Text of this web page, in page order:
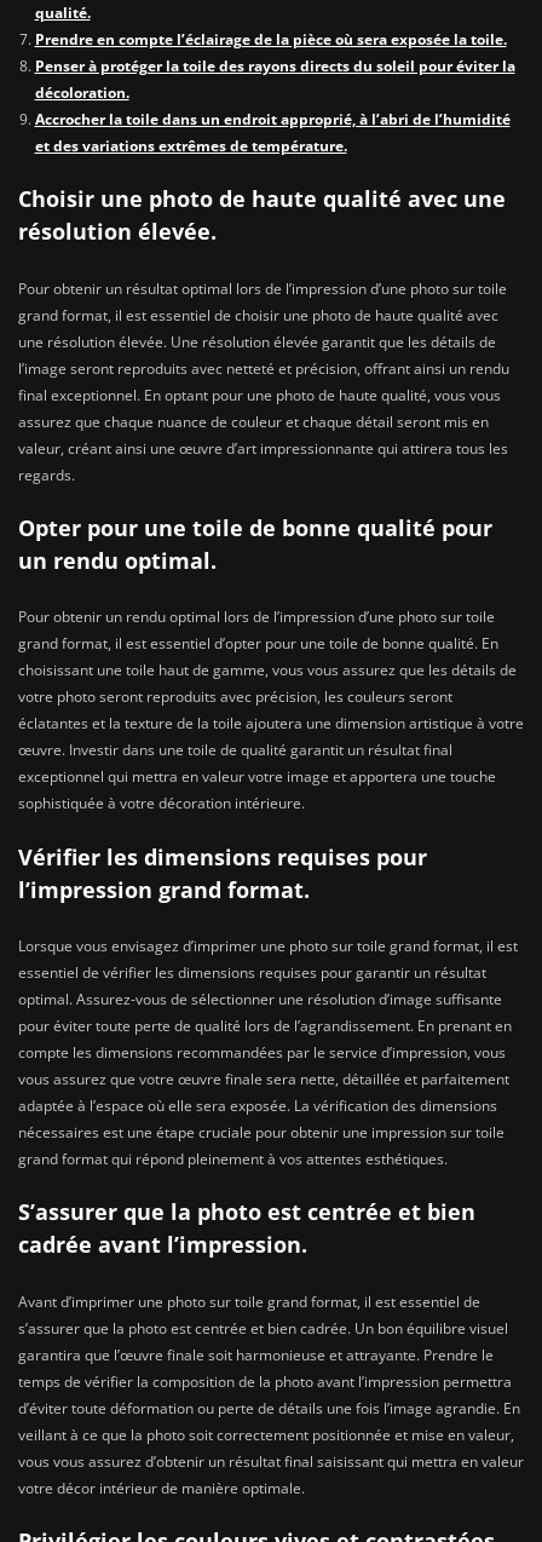
qualité.
Prendre en compte l’éclairage de la pièce où sera exposée la toile.
Penser à protéger la toile des rayons directs du soleil pour éviter la
décoloration.
Accrocher la toile dans un endroit approprié, à l’abri de l’humidité
et des variations extrêmes de température.
Choisir une photo de haute qualité avec une
résolution élevée.
Pour obtenir un résultat optimal lors de l’impression d’une photo sur toile
grand format, il est essentiel de choisir une photo de haute qualité avec
une résolution élevée. Une résolution élevée garantit que les détails de
l’image seront reproduits avec netteté et précision, offrant ainsi un rendu
final exceptionnel. En optant pour une photo de haute qualité, vous vous
assurez que chaque nuance de couleur et chaque détail seront mis en
valeur, créant ainsi une œuvre d’art impressionnante qui attirera tous les
regards.
Opter pour une toile de bonne qualité pour
un rendu optimal.
Pour obtenir un rendu optimal lors de l’impression d’une photo sur toile
grand format, il est essentiel d’opter pour une toile de bonne qualité. En
choisissant une toile haut de gamme, vous vous assurez que les détails de
votre photo seront reproduits avec précision, les couleurs seront
éclatantes et la texture de la toile ajoutera une dimension artistique à votre
œuvre. Investir dans une toile de qualité garantit un résultat final
exceptionnel qui mettra en valeur votre image et apportera une touche
sophistiquée à votre décoration intérieure.
Vérifier les dimensions requises pour
l’impression grand format.
Lorsque vous envisagez d’imprimer une photo sur toile grand format, il est
essentiel de vérifier les dimensions requises pour garantir un résultat
optimal. Assurez-vous de sélectionner une résolution d’image suffisante
pour éviter toute perte de qualité lors de l’agrandissement. En prenant en
compte les dimensions recommandées par le service d’impression, vous
vous assurez que votre œuvre finale sera nette, détaillée et parfaitement
adaptée à l’espace où elle sera exposée. La vérification des dimensions
nécessaires est une étape cruciale pour obtenir une impression sur toile
grand format qui répond pleinement à vos attentes esthétiques.
S’assurer que la photo est centrée et bien
cadrée avant l’impression.
Avant d’imprimer une photo sur toile grand format, il est essentiel de
s’assurer que la photo est centrée et bien cadrée. Un bon équilibre visuel
garantira que l’œuvre finale soit harmonieuse et attrayante. Prendre le
temps de vérifier la composition de la photo avant l’impression permettra
d’éviter toute déformation ou perte de détails une fois l’image agrandie. En
veillant à ce que la photo soit correctement positionnée et mise en valeur,
vous vous assurez d’obtenir un résultat final saisissant qui mettra en valeur
votre décor intérieur de manière optimale.